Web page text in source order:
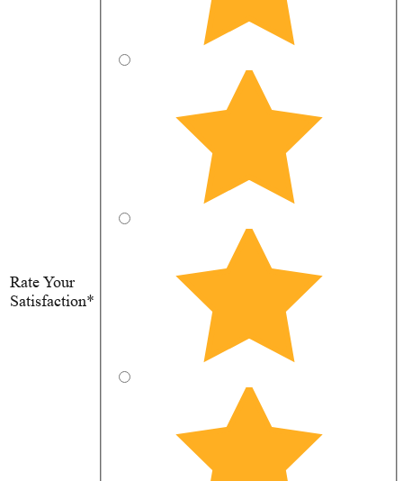
Rate Your
Satisfaction*